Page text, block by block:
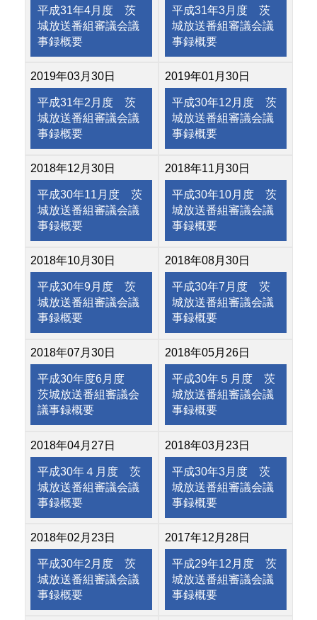
平成31年4月度 茨
城放送番組審議会議
事録概要
平成31年3月度 茨
城放送番組審議会議
事録概要
2019年03月30日
平成31年2月度 茨
城放送番組審議会議
事録概要
2019年01月30日
平成30年12月度 茨
城放送番組審議会議
事録概要
2018年12月30日
平成30年11月度 茨
城放送番組審議会議
事録概要
2018年11月30日
平成30年10月度 茨
城放送番組審議会議
事録概要
2018年10月30日
平成30年9月度 茨
城放送番組審議会議
事録概要
2018年08月30日
平成30年7月度 茨
城放送番組審議会議
事録概要
2018年07月30日
平成30年度6月度
茨城放送番組審議会
議事録概要
2018年05月26日
平成30年５月度 茨
城放送番組審議会議
事録概要
2018年04月27日
平成30年４月度 茨
城放送番組審議会議
事録概要
2018年03月23日
平成30年3月度 茨
城放送番組審議会議
事録概要
2018年02月23日
平成30年2月度 茨
城放送番組審議会議
事録概要
2017年12月28日
平成29年12月度 茨
城放送番組審議会議
事録概要